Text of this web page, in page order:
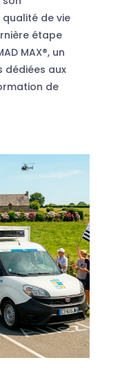
de vie
étape
MAX®, un
dédiées aux
de